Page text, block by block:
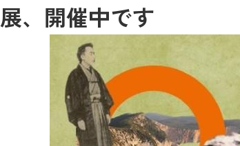
展、開催中です